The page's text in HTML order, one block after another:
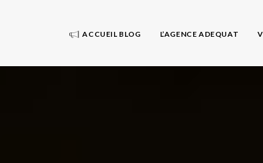
ACCUEIL BLOG L’AGENCE ADEQUAT